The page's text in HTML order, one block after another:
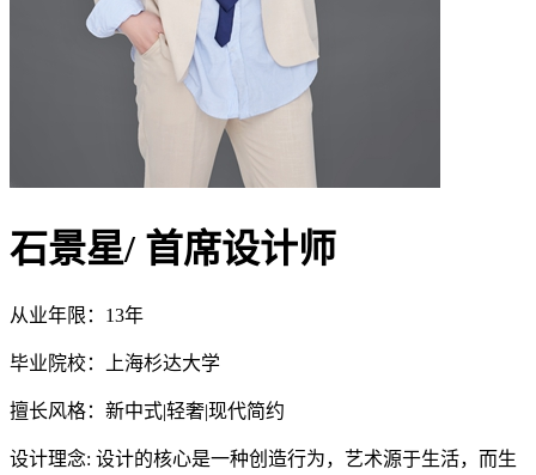
石景星/ 首席设计师
从业年限： 13年
毕业院校： 上海杉达大学
擅长风格： 新中式|轻奢|现代简约
设计理念: 设计的核心是一种创造行为，艺术源于生活，而生